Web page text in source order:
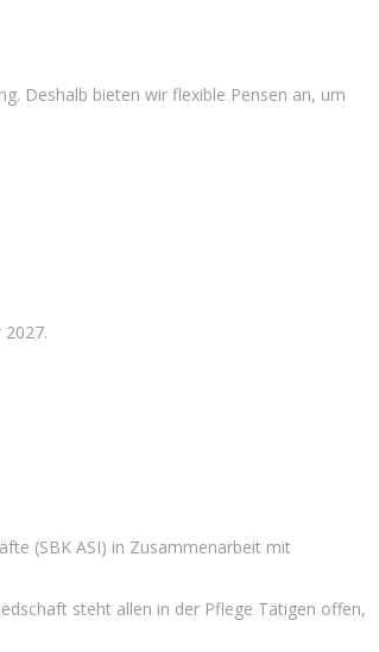
Deshalb bieten wir flexible Pensen an, um
(SBK ASI) in Zusammenarbeit mit
steht allen in der Pflege Tätigen offen,